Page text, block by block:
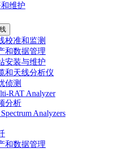
维护
校准和监测
和数据管理
安装与维护
和天线分析仪
侦测
RAT Analyzer
分析
Analyzers
和数据管理